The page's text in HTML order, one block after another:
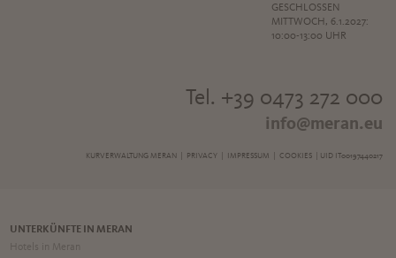
GESCHLOSSEN
MITTWOCH, 6.1.2027:
10:00-13:00 UHR
Tel. +39 0473 272 000
info@meran.eu
KURVERWALTUNG MERAN | PRIVACY| IMPRESSUM COOKIES | UID IT00197440217
UNTERKÜNFTE IN MERAN
Hotels in Meran